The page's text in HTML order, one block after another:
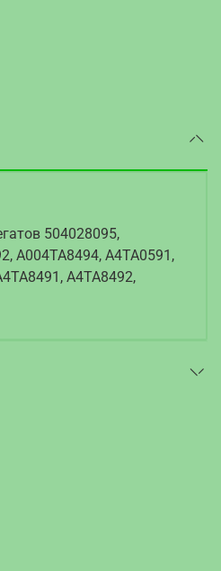
504028095,
A004TA8494, A4TA0591,
A4TA8492,